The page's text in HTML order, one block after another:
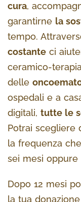
cura,
garantirne la
tempo.
costante ci
ceramico-
delle
ospedali e a
digitali, tutte le
Potrai scegliere
la frequenza
sei mesi
Dopo 12 mesi
la tua